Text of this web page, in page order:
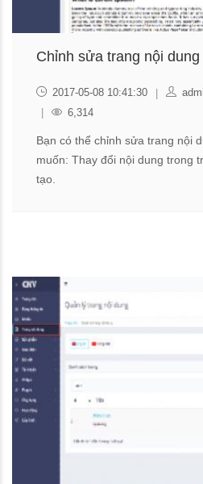
Chỉnh sửa trang nội dung
2017-05-08 10:41:30
6,314
Bạn có thể chỉnh sửa trang nội
muốn: Thay đổi nội dung trong
tạo.